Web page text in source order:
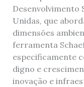
Desenvolvimento
Unidas, que
dimensões
ferramenta
especificamente
digno e
inovação e